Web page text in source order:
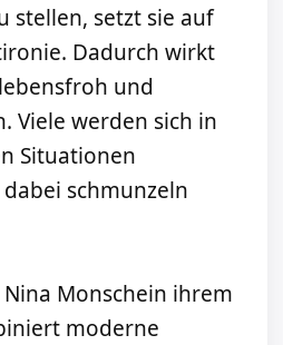
stellen, setzt sie auf
Dadurch wirkt
und
Viele werden sich in
Situationen
schmunzeln
Monschein ihrem
moderne